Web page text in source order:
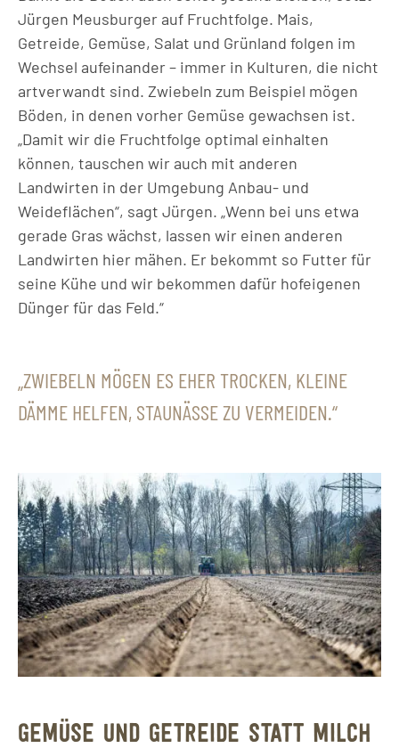
Jürgen Meusburger auf Fruchtfolge. Mais,
Getreide, Gemüse, Salat und Grünland folgen im
Wechsel aufeinander – immer in Kulturen, die nicht
artverwandt sind. Zwiebeln zum Beispiel mögen
Böden, in denen vorher Gemüse gewachsen ist.
„Damit wir die Fruchtfolge optimal einhalten
können, tauschen wir auch mit anderen
Landwirten in der Umgebung Anbau- und
Weideflächen“, sagt Jürgen. „Wenn bei uns etwa
gerade Gras wächst, lassen wir einen anderen
Landwirten hier mähen. Er bekommt so Futter für
seine Kühe und wir bekommen dafür hofeigenen
Dünger für das Feld.“
ZWIEBELN MÖGEN ES EHER TROCKEN, KLEINE
DÄMME HELFEN, STAUNÄSSE ZU VERMEIDEN.
GEMÜSE UND GETREIDE STATT MILCH